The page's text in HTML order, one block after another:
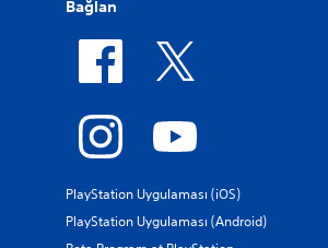
Bağlan
PlayStation Uygulaması (iOS)
PlayStation Uygulaması (Android)